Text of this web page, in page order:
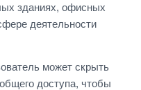
зданиях, офисных
деятельности
может скрыть
доступа, чтобы